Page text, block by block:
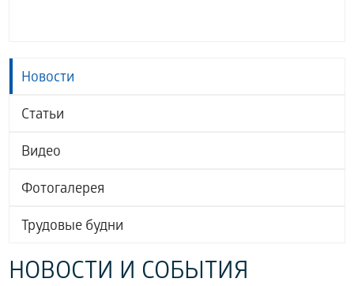
Новости
Статьи
Видео
Фотогалерея
Трудовые будни
НОВОСТИ И СОБЫТИЯ